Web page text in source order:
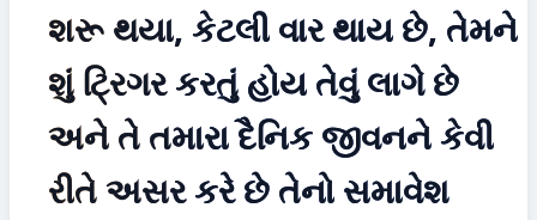
શરૂ થયા, કેટલી વાર થાય છે, તેમને
શું ટ્રિગર કરતું હોય તેવું લાગે છે
અને તે તમારા દૈનિક જીવનને કેવી
રીતે અસર કરે છે તેનો સમાવેશ